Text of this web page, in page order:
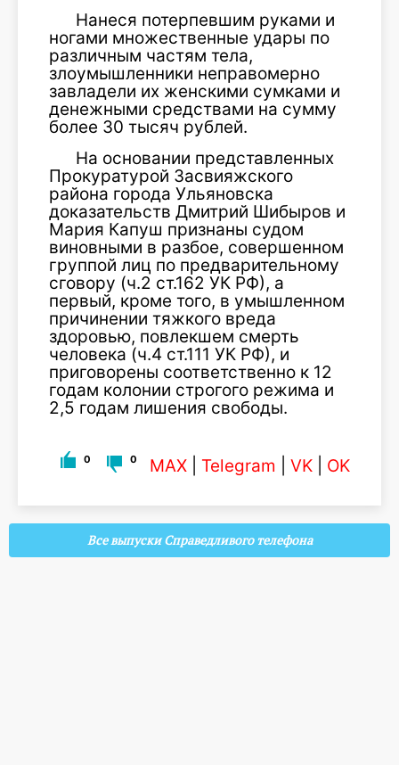
Нанеся потерпевшим руками и
ногами множественные удары по
различным частям тела,
злоумышленники неправомерно
завладели их женскими сумками и
денежными средствами на сумму
более 30 тысяч рублей.
На основании представленных
Прокуратурой Засвияжского
района города Ульяновска
доказательств Дмитрий Шибыров и
Мария Капуш признаны судом
виновными в разбое, совершенном
группой лиц по предварительному
сговору (ч.2 ст.162 УК РФ), а
первый, кроме того, в умышленном
причинении тяжкого вреда
здоровью, повлекшем смерть
человека (ч.4 ст.111 УК РФ), и
приговорены соответственно к 12
годам колонии строгого режима и
2,5 годам лишения свободы.
0 0 MAX Telegram VK OK
Все выпуски Справедливого телефона